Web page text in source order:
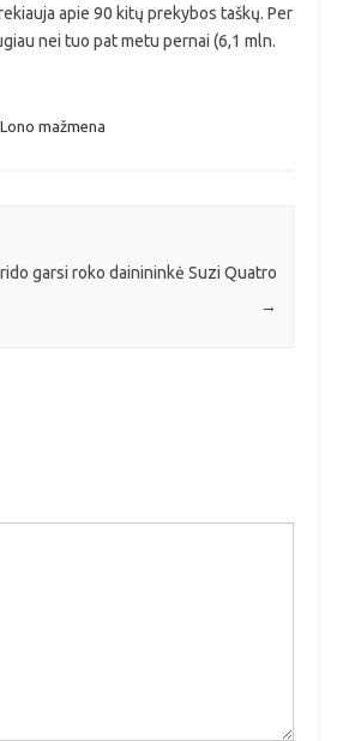
apie 90 kitų prekybos taškų. Per
nei tuo pat metu pernai (6,1 mln.
Lono mažmena
garsi roko dainininkė Suzi Quatro
→